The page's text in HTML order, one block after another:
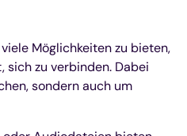
Möglichkeiten zu bieten,
sich zu verbinden. Dabei
sondern auch um